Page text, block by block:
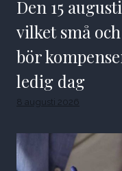
Den 15
vilket små
bör
ledig dag
8 augusti 2026